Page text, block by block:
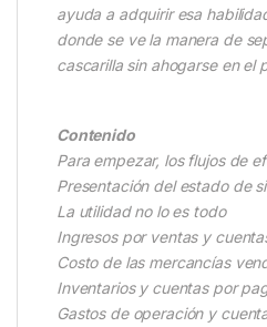
ayuda a adquirir esa
donde se ve la manera de
cascarilla sin ahogarse en el
Contenido
Para empezar, los flujos de
Presentación del estado de
La utilidad no lo es todo
Ingresos por ventas y
Costo de las mercancías
Inventarios y cuentas por
Gastos de operación y